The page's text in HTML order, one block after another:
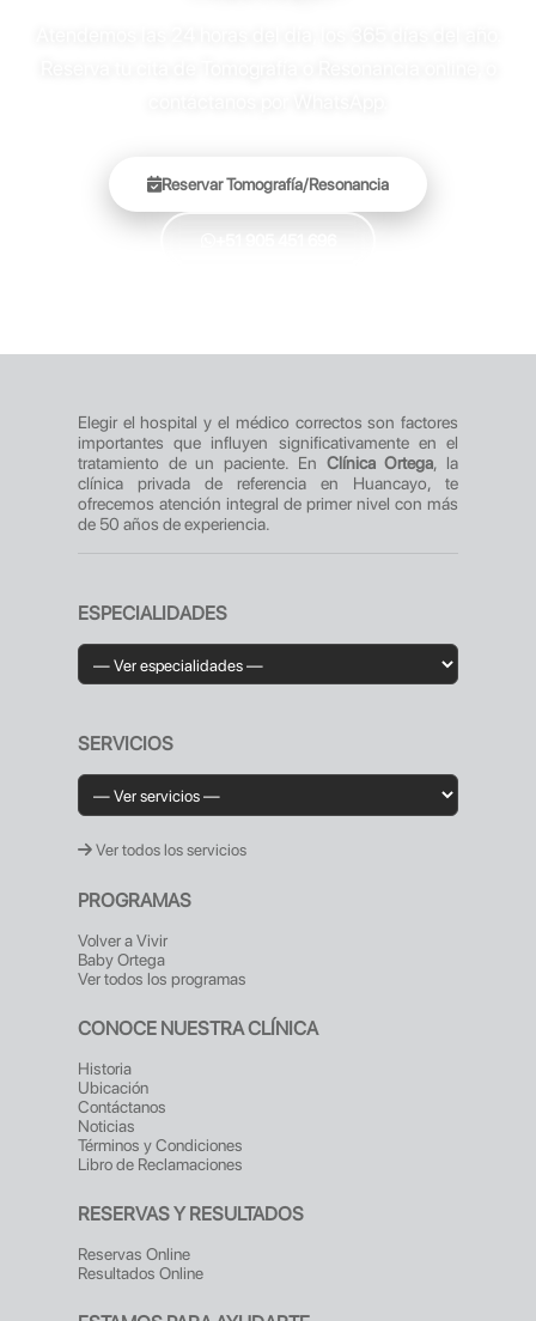
Reservar Tomografía/Resonancia
Elegir el hospital y el médico correctos son factores
importantes que influyen significativamente en el
tratamiento de un paciente. En Clínica Ortega, la
clínica privada de referencia en Huancayo, te
ofrecemos atención integral de primer nivel con más
de 50 años de experiencia.
ESPECIALIDADES
SERVICIOS
Ver todos los servicios
PROGRAMAS
Volver a Vivir
Baby Ortega
Ver todos los programas
CONOCE NUESTRA CLÍNICA
Historia
Ubicación
Contáctanos
Noticias
Términos y Condiciones
Libro de Reclamaciones
RESERVAS Y RESULTADOS
Reservas Online
Resultados Online